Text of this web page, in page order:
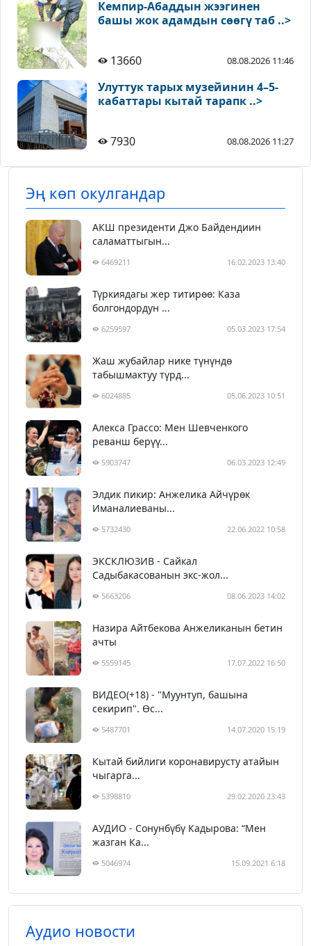
Кемпир-Абаддын жээгинен
башы жок адамдын сөөгү таб ..>
13660 08.08.2026 11:46
Улуттук тарых музейинин 4–5-
кабаттары кытай тарапк ..>
7930 08.08.2026 11:27
Эң көп окулгандар
АКШ президенти Джо Байдендиин
саламаттыгын...
6469211 16.02.2023 13:40
Түркиядагы жер титирөө: Каза
болгондордун ...
6259597 05.03.2023 17:54
Жаш жубайлар нике түнүндө
табышмактуу түрд...
6024885 05.06.2023 10:51
Алекса Грассо: Мен Шевченкого
реванш берүү...
5903747 06.03.2023 12:49
Элдик пикир: Анжелика Айчүрөк
Иманалиеваны...
5732430 22.06.2022 10:58
ЭКСКЛЮЗИВ - Сайкал
Садыбакасованын экс-жол...
5663206 08.06.2023 14:02
Назира Айтбекова Анжеликанын бетин
ачты
5559145 17.07.2022 16:50
ВИДЕО(+18) - "Муунтуп, башына
секирип". Өс...
5487701 14.07.2020 15:19
Кытай бийлиги коронавирусту атайын
чыгарга...
5398810 29.02.2020 23:43
АУДИО - Сонунбүбү Кадырова: “Мен
жазган Ка...
5046974 15.09.2021 6:18
Аудио новости